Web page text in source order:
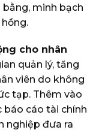
minh bạch
cho nhân
quản lý, tăng
viên do không
tạp. Thêm vào
báo cáo tài chính
nghiệp đưa ra